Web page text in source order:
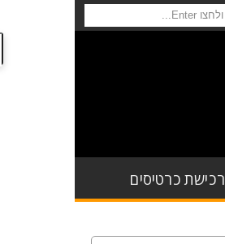
רכישת כרטיסים